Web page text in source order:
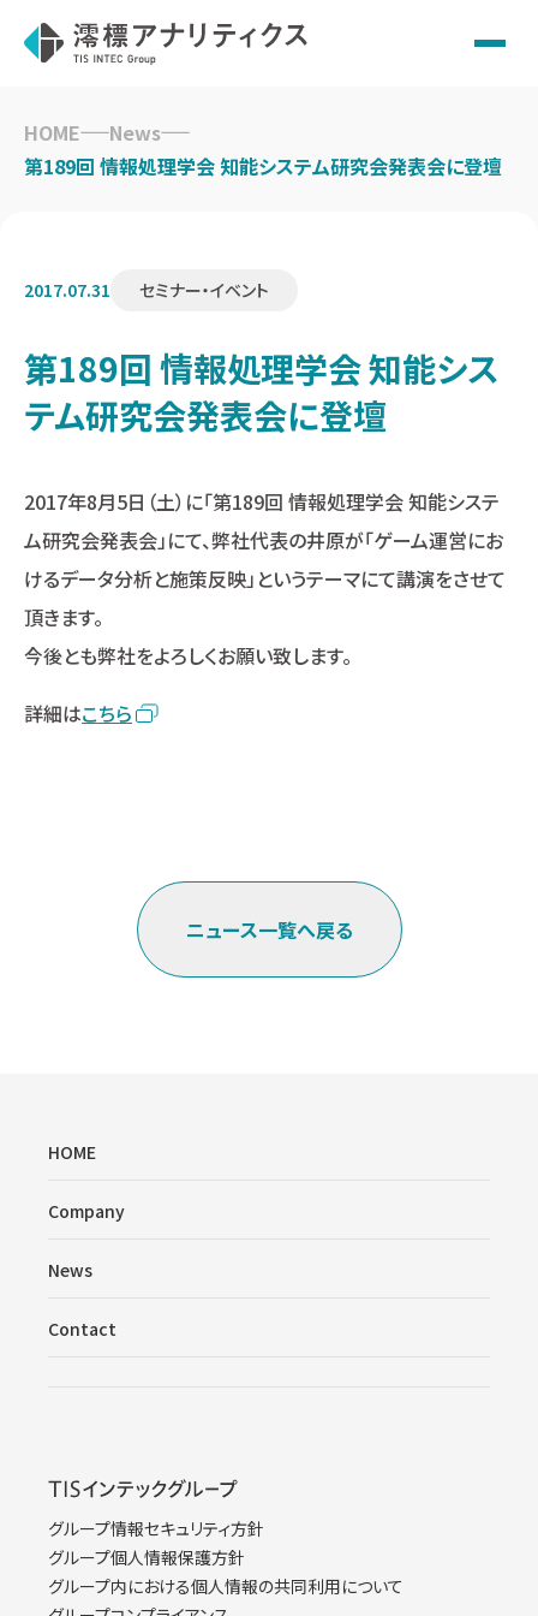
content
HOME
News
第189回 情報処理学会 知能システム研究会発表会に登壇
2017.07.31 セミナー・イベント
第189回 情報処理学会 知能シス
テム研究会発表会に登壇
2017年8月5日（土）に「第189回 情報処理学会 知能システ
ム研究会発表会」にて、弊社代表の井原が「ゲーム運営にお
けるデータ分析と施策反映」というテーマにて講演をさせて
頂きます。
今後とも弊社をよろしくお願い致します。
詳細はこちら
ニュース一覧へ戻る
HOME
Company
News
Contact
グループ情報セキュリティ方針
グループ個人情報保護方針
グループ内における個人情報の共同利用について